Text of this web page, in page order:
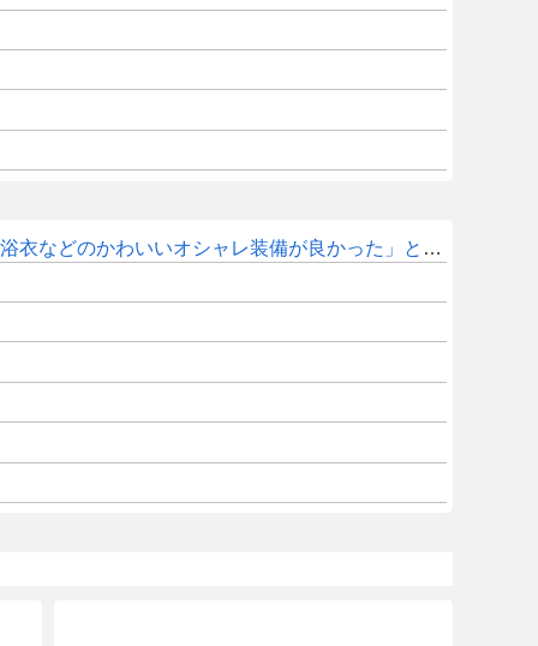
どのかわいいオシャレ装備が良かった」との声も